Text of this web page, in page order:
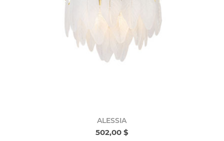
ALESSIA
502,00 $